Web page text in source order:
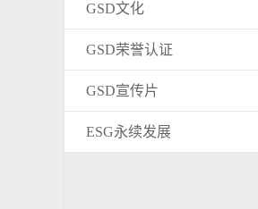
GSD文化
GSD荣誉认证
GSD宣传片
ESG永续发展